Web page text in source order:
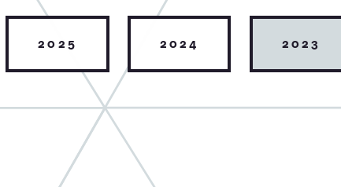
2025 2024 2023